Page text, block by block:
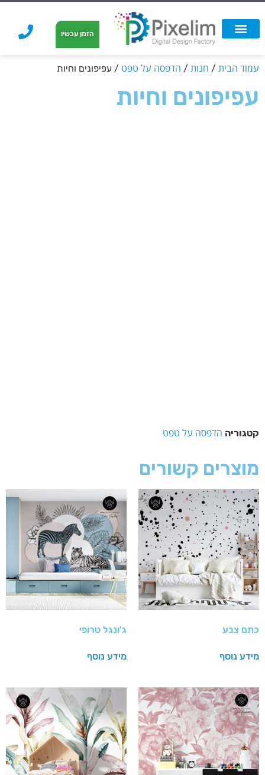
הזמן עכשיו
עמוד הבית / חנות / הדפסה על טפט / עפיפונים וחיות
עפיפונים וחיות
קטגוריה הדפסה על טפט
מוצרים קשורים
כתם צבע
מידע נוסף
ג'ונגל טרופי
מידע נוסף